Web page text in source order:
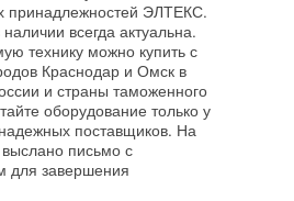
принадлежностей ЭЛТЕКС.
всегда актуальна.
технику можно купить с
Краснодар и Омск в
и страны таможенного
оборудование только у
поставщиков. На
письмо с
для завершения